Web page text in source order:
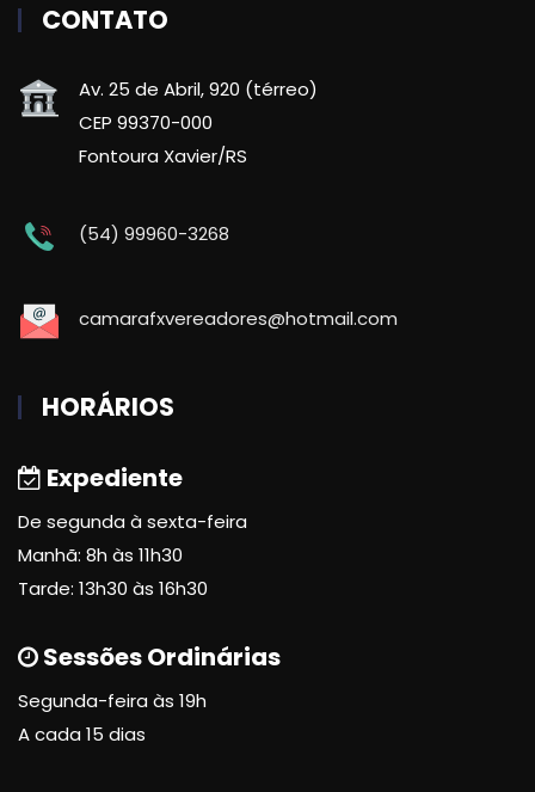
CONTATO
Av. 25 de Abril, 920 (térreo)
CEP 99370-000
Fontoura Xavier/RS
(54) 99960-3268
camarafxvereadores@hotmail.com
HORÁRIOS
Expediente
De segunda à sexta-feira
Manhã: 8h às 11h30
Tarde: 13h30 às 16h30
Sessões Ordinárias
Segunda-feira às 19h
A cada 15 dias